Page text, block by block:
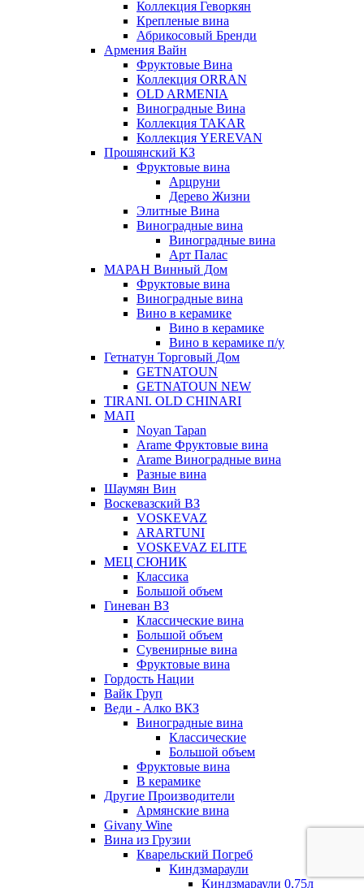
Коллекция Геворкян
Крепленые вина
Абрикосовый Бренди
Армения Вайн
Фруктовые Вина
Коллекция ORRAN
OLD ARMENIA
Виноградные Вина
Коллекция TAKAR
Коллекция YEREVAN
Прошянский КЗ
Фруктовые вина
Арцруни
Дерево Жизни
Элитные Вина
Виноградные вина
Виноградные вина
Арт Палас
МАРАН Винный Дом
Фруктовые вина
Виноградные вина
Вино в керамике
Вино в керамике
Вино в керамике п/у
Гетнатун Торговый Дом
GETNATOUN
GETNATOUN NEW
TIRANI. OLD CHINARI
МАП
Noyan Tapan
Arame Фруктовые вина
Arame Виноградные вина
Разные вина
Шаумян Вин
Воскевазский ВЗ
VOSKEVAZ
ARARTUNI
VOSKEVAZ ELITE
МЕЦ СЮНИК
Классика
Большой объем
Гиневан ВЗ
Классические вина
Большой объем
Сувенирные вина
Фруктовые вина
Гордость Нации
Вайк Груп
Веди - Алко ВКЗ
Виноградные вина
Классические
Большой объем
Фруктовые вина
В керамике
Другие Производители
Армянские вина
Givany Wine
Вина из Грузии
Кварельский Погреб
Киндзмараули
Киндзмараули 0,75л